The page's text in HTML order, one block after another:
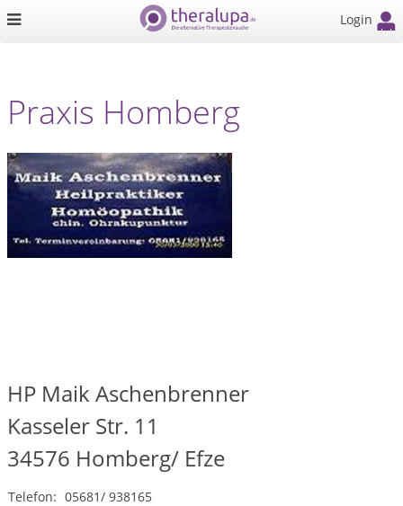
Login
Praxis Homberg
HP Maik Aschenbrenner
Kasseler Str. 11
34576 Homberg/ Efze
Telefon: 05681/ 938165